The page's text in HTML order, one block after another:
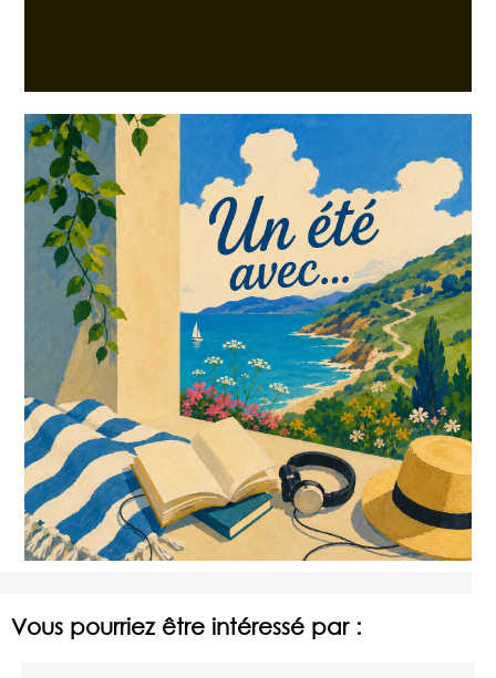
Vous pourriez être intéressé par :